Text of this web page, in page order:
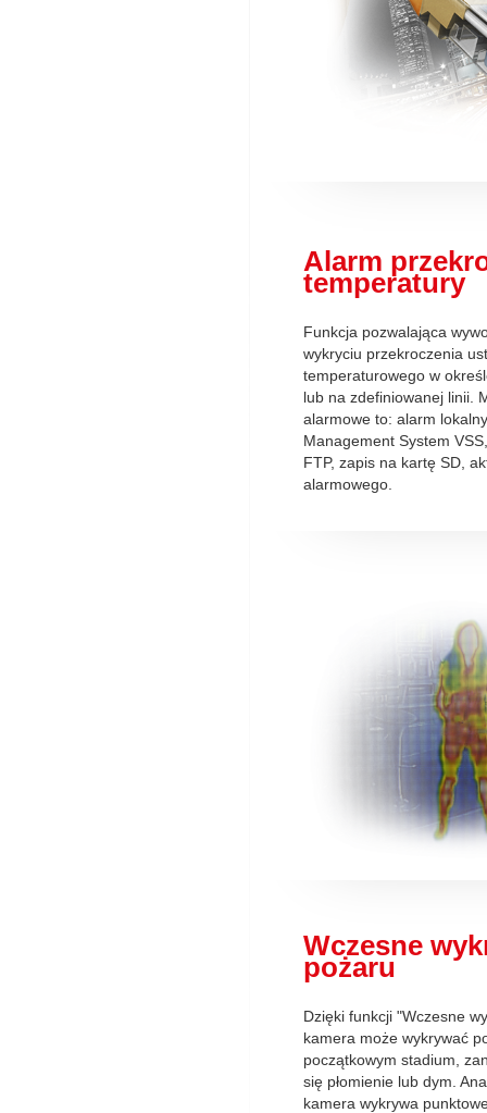
Alarm
temperatury
Funkcja pozwalająca
wykryciu przekroczenia
temperaturowego w
lub na zdefiniowanej linii.
alarmowe to: alarm
Management System
FTP, zapis na kartę SD,
alarmowego.
Wczesne
pożaru
Dzięki funkcji "Wczesne
kamera może wykrywać
początkowym stadium,
się płomienie lub dym.
kamera wykrywa